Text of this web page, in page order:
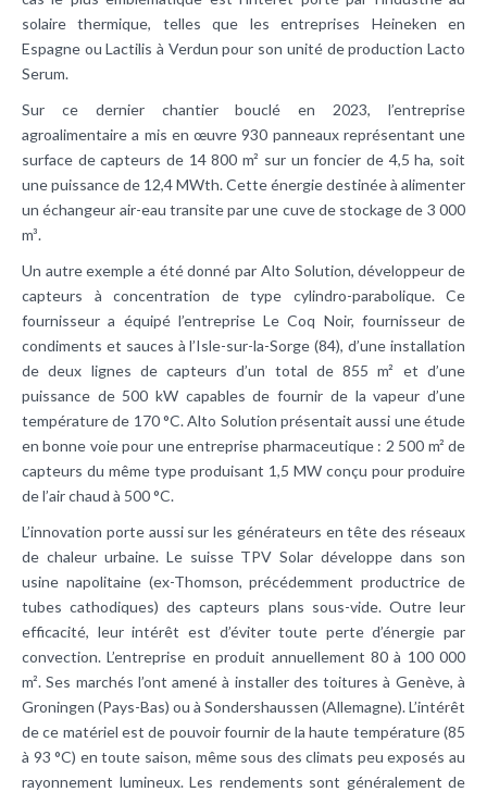
solaire thermique, telles que les entreprises Heineken en
Espagne ou Lactilis à Verdun pour son unité de production Lacto
Serum.
Sur ce dernier chantier bouclé en 2023, l’entreprise
agroalimentaire a mis en œuvre 930 panneaux représentant une
surface de capteurs de 14 800 m² sur un foncier de 4,5 ha, soit
une puissance de 12,4 MWth. Cette énergie destinée à alimenter
un échangeur air-eau transite par une cuve de stockage de 3 000
m³.
Un autre exemple a été donné par Alto Solution, développeur de
capteurs à concentration de type cylindro-parabolique. Ce
fournisseur a équipé l’entreprise Le Coq Noir, fournisseur de
condiments et sauces à l’Isle-sur-la-Sorge (84), d’une installation
de deux lignes de capteurs d’un total de 855 m² et d’une
puissance de 500 kW capables de fournir de la vapeur d’une
température de 170 °C. Alto Solution présentait aussi une étude
en bonne voie pour une entreprise pharmaceutique : 2 500 m² de
capteurs du même type produisant 1,5 MW conçu pour produire
de l’air chaud à 500 °C.
L’innovation porte aussi sur les générateurs en tête des réseaux
de chaleur urbaine. Le suisse TPV Solar développe dans son
usine napolitaine (ex-Thomson, précédemment productrice de
tubes cathodiques) des capteurs plans sous-vide. Outre leur
efficacité, leur intérêt est d’éviter toute perte d’énergie par
convection. L’entreprise en produit annuellement 80 à 100 000
m². Ses marchés l’ont amené à installer des toitures à Genève, à
Groningen (Pays-Bas) ou à Sondershaussen (Allemagne). L’intérêt
de ce matériel est de pouvoir fournir de la haute température (85
à 93 °C) en toute saison, même sous des climats peu exposés au
rayonnement lumineux. Les rendements sont généralement de